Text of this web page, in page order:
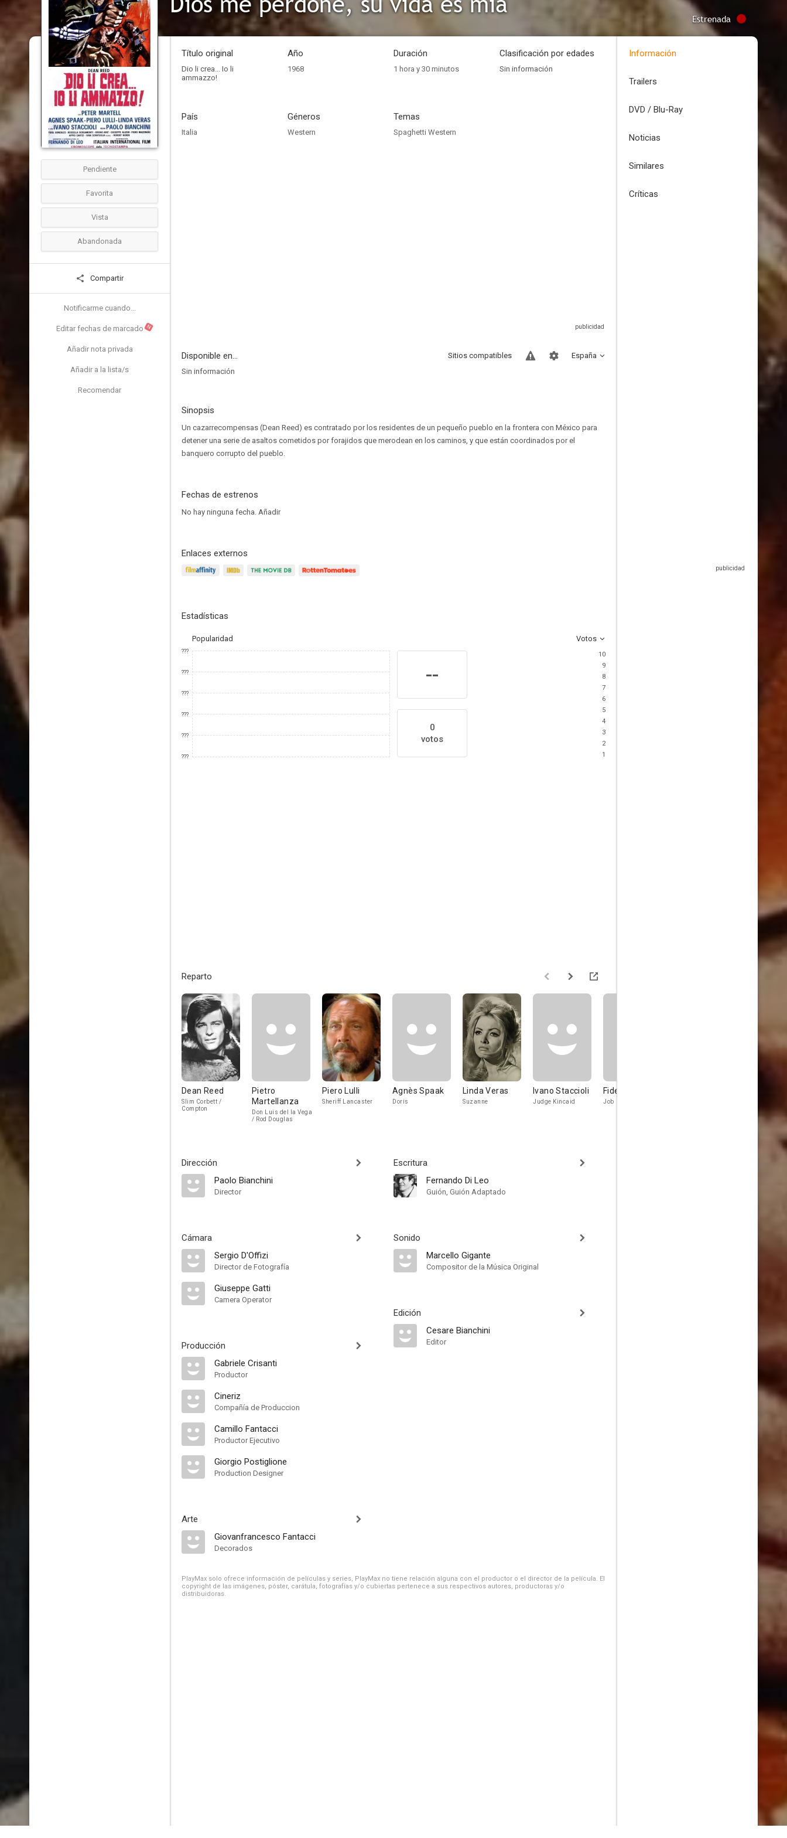
Estrenada
Pendiente
Favorita
Vista
Abandonada
Compartir
Notificarme cuando...
Editar fechas de marcado N
Añadir nota privada
Añadir a la lista/s
Recomendar
Título original
Dio li crea... Io li
ammazzo!
Año
1968
Duración
1 hora y 30 minutos
Clasificación por edades
Sin información
País
Italia
Géneros
Western
Temas
Spaghetti Western
Disponible en... España
Sitios compatibles
Sin información
Sinopsis
Un cazarrecompensas (Dean Reed) es contratado por los residentes de un pequeño pueblo en la frontera con México para
detener una serie de asaltos cometidos por forajidos que merodean en los caminos, y que están coordinados por el
banquero corrupto del pueblo.
Fechas de estrenos
No hay ninguna fecha. Añadir
Enlaces externos
Estadísticas
Popularidad Votos
???
???
???
???
???
???
--
0
votos
10
9
8
7
6
5
4
3
2
1
Reparto
Dean Reed
Slim Corbett /
Compton
Pietro
Martellanza
Don Luis del la Vega
/ Rod Douglas
Piero Lulli
Sheriff Lancaster
Agnès Spaak
Doris
Linda Veras
Suzanne
Ivano Staccioli
Judge Kincaid
Fidel Gonzáles
Job
Dirección
Paolo Bianchini
Director
Cámara
Sergio D'Offizi
Director de Fotografía
Giuseppe Gatti
Camera Operator
Producción
Gabriele Crisanti
Productor
Cineriz
Compañía de Produccion
Camillo Fantacci
Productor Ejecutivo
Giorgio Postiglione
Production Designer
Arte
Giovanfrancesco Fantacci
Decorados
Escritura
Fernando Di Leo
Guión, Guión Adaptado
Sonido
Marcello Gigante
Compositor de la Música Original
Edición
Cesare Bianchini
Editor
PlayMax solo ofrece información de películas y series, PlayMax no tiene relación alguna con el productor o el director de la película. El
copyright de las imágenes, póster, carátula, fotografías y/o cubiertas pertenece a sus respectivos autores, productoras y/o
distribuidoras.
Información
Trailers
DVD / Blu-Ray
Noticias
Similares
Críticas